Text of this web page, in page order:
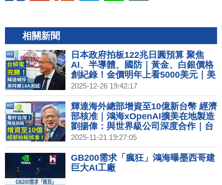
相關新聞
日本政府拍板122兆日圓預算 聚焦
AI、半導體、國防｜黃金、白銀價格
創紀錄！金價明年上看5000美元｜美
台關稅談判進度 經貿辦：安排總結會
議｜英特爾18A搶單失敗 台積電仍是
輝達最佳夥伴
2025-12-26 19:42:17
輝達海外總部增資至10億新台幣 經濟
部核准｜鴻海xOpenAI擴美在地製造
劉揚偉：與世界級公司深度合作｜台
美關稅談判 英媒：台對美投資上看
4000億美元｜台積電羅唯仁疑跳槽洩
密 英特爾駁：毫無根據
2025-11-21 19:27:05
GB200需求「瘋狂」鴻海曝墨西哥建
巨大AI工廠